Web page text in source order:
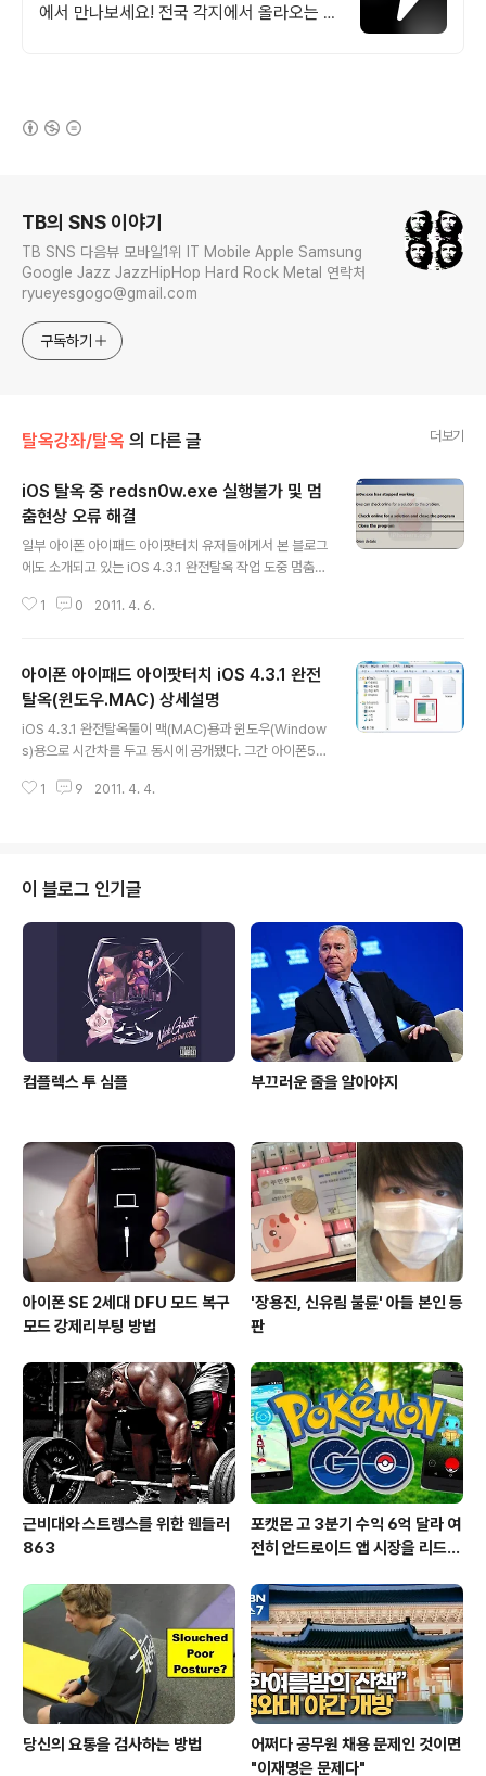
에서 만나보세요! 전국 각지에서 올라오는 전
TB의 SNS 이야기
TB SNS 다음뷰 모바일1위 IT Mobile Apple Samsung
Google Jazz JazzHipHop Hard Rock Metal 연락처
ryueyesgogo@gmail.com
구독하기
탈옥강좌/탈옥 의 다른 글 더보기
iOS 탈옥 중 redsn0w.exe 실행불가 및 멈
춤현상 오류 해결
일부 아이폰 아이패드 아이팟터치 유저들에게서 본 블로그
에도 소개되고 있는 iOS 4.3.1 완전탈옥 작업 도중 멈춤현
와 같이 탈옥 도중 다운되버리는 경우가 그것이다. 해결법
T.B의 SNS 이야기 블로그의 모든 글은 저작권법의 보호
를 받습니다. 어떠한 상업적인 이용도 허가하지 않으며, 이
용(불펌)허락을 하지 않습니다.▲ 사전협의 없이 본 콘텐츠
(기사, 이미지)의 무단 도용, 전재 및 복제, 배포를 금합니
다. 이를 어길 시 민, 형사상 책임을 질 수 있습니다.▲ 비영
리 SNS(트위터, 페이스북 등), 온라인 커뮤니티, 카페 게시
1 0 2011. 4. 6.
아이폰 아이패드 아이팟터치 iOS 4.3.1 완전
탈옥(윈도우.MAC) 상세설명
iOS 4.3.1 완전탈옥툴이 맥(MAC)용과 윈도우(Window
s)용으로 시간차를 두고 동시에 공개됐다. 그간 아이폰5가
머를 트위터를 통해 언급하면서, 각 애플포럼과 상황으로
낫기도 하지만, 그전에 공개될 것이라는 판단이 섰기 때문
이었다. 본글은 iOS 4.3 이하 탈옥(JailBreak) 유저를 기
준으로 설명이 되므로, 만약 순정상태인 경우 탈옥파트와
최적화파트만 참고하면 된다. 애플에 "애"짜도 몰라도 할
수 있으니 차분하게 설명을 읽는다면 누구나 할 수 있게 쉽
1 9 2011. 4. 4.
이 블로그 인기글
컴플렉스 투 심플 부끄러운 줄을 알아야지
아이폰 SE 2세대 DFU 모드 복구
모드 강제리부팅 방법
'장용진, 신유림 불륜' 아들 본인 등
판
근비대와 스트렝스를 위한 웬들러
863
포캣몬 고 3분기 수익 6억 달라 여
전히 안드로이드 앱 시장을 리드
당신의 요통을 검사하는 방법
어쩌다 공무원 채용 문제인 것이면
"이재명은 문제다"